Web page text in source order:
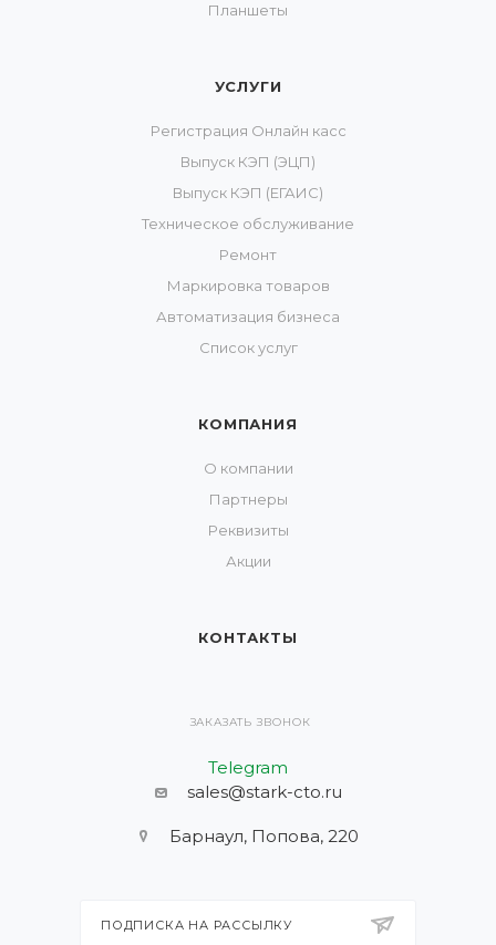
Планшеты
УСЛУГИ
Регистрация Онлайн касс
Выпуск КЭП (ЭЦП)
Выпуск КЭП (ЕГАИС)
Техническое обслуживание
Ремонт
Маркировка товаров
Автоматизация бизнеса
Список услуг
КОМПАНИЯ
О компании
Партнеры
Реквизиты
Акции
КОНТАКТЫ
ЗАКАЗАТЬ ЗВОНОК
Telegram
sales@stark-cto.ru
Барнаул, Попова, 220
ПОДПИСКА НА РАССЫЛКУ